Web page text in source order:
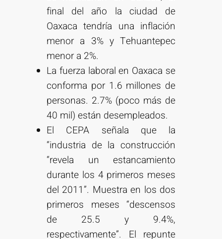
final del año la ciudad de
Oaxaca tendría una inflación
menor a 3% y Tehuantepec
menor a 2%.
La fuerza laboral en Oaxaca se
conforma por 1.6 millones de
personas. 2.7% (poco más de
40 mil) están desempleados.
El CEPA señala que la
“industria de la construcción
“revela un estancamiento
durante los 4 primeros meses
del 2011”. Muestra en los dos
primeros meses “descensos
de 25.5 y 9.4%,
respectivamente”. El repunte